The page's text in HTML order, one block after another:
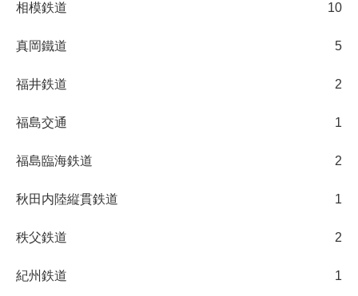
相模鉄道 10
真岡鐵道 5
福井鉄道 2
福島交通 1
福島臨海鉄道 2
秋田内陸縦貫鉄道 1
秩父鉄道 2
紀州鉄道 1